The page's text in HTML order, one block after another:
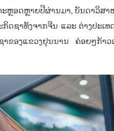
ຫຼອດຫຼາຍປີຜ່ານມາ, ບັນດາວິສາ
ຊາທັງຈາກຈີນ ແລະ ຕ່າງປະເທ
ຂອງແຂວງຢຸນນານ ຄ່ອຍໆກ້າ